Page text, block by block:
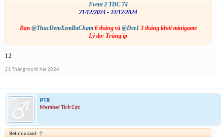
Event 2 TĐC 74
21/12/2024 - 22/12/2024
Ban @ThucDemXemBaCham6 tháng và @Dee1 3 tháng khỏi minigame
Lý do: Trùng ip
12
21 Tháng mười hai 2024
PTX
Member Tích Cực
Belinda said: ↑